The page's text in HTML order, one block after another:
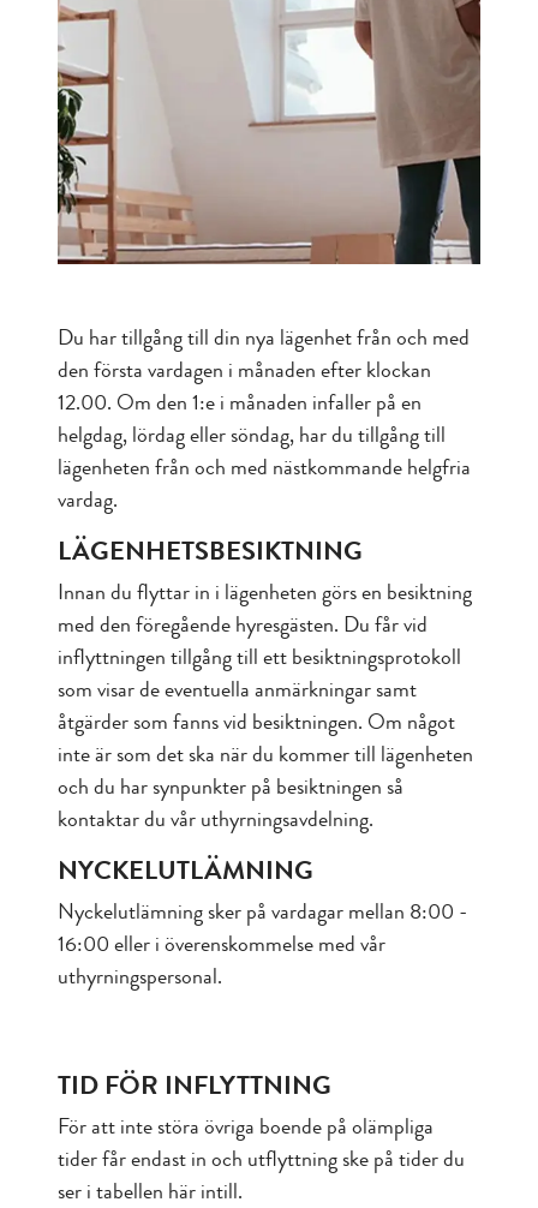
Du har tillgång till din nya lägenhet från och med
den första vardagen i månaden efter klockan
12.00. Om den 1:e i månaden infaller på en
helgdag, lördag eller söndag, har du tillgång till
lägenheten från och med nästkommande helgfria
vardag.
LÄGENHETSBESIKTNING
Innan du flyttar in i lägenheten görs en besiktning
med den föregående hyresgästen. Du får vid
inflyttningen tillgång till ett besiktningsprotokoll
som visar de eventuella anmärkningar samt
åtgärder som fanns vid besiktningen. Om något
inte är som det ska när du kommer till lägenheten
och du har synpunkter på besiktningen så
kontaktar du vår uthyrningsavdelning.
NYCKELUTLÄMNING
Nyckelutlämning sker på vardagar mellan 8:00 -
16:00 eller i överenskommelse med vår
uthyrningspersonal.
TID FÖR INFLYTTNING
För att inte störa övriga boende på olämpliga
tider får endast in och utflyttning ske på tider du
ser i tabellen här intill.